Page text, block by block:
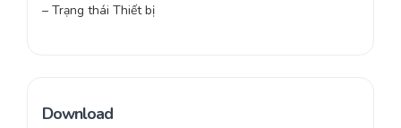
– Trạng thái Thiết bị
Download